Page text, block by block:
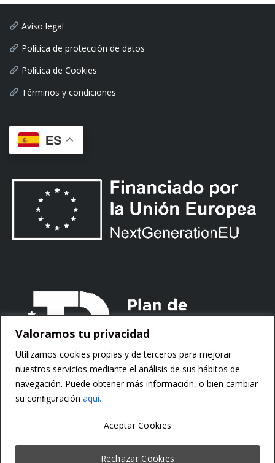
Valoramos tu privacidad
Utilizamos cookies propias y de terceros para mejorar
nuestros servicios mediante el análisis de sus hábitos de
navegación. Puede obtener más información, o bien cambiar
su conﬁguración aquí.
Rechazar Cookies
Aceptar Cookies
Aviso legal
Política de protección de datos
Política de Cookies
Términos y condiciones
ES